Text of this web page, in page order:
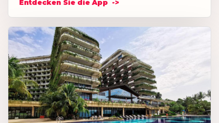
Entdecken Sie die App